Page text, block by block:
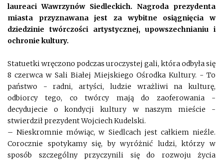
laureaci Wawrzynów Siedleckich. Nagroda prezydenta
miasta przyznawana jest za wybitne osiągnięcia w
dziedzinie twórczości artystycznej, upowszechnianiu i
ochronie kultury.
Statuetki wręczono podczas uroczystej gali, która odbyła się
8 czerwca w Sali Białej Miejskiego Ośrodka Kultury. - To
państwo - radni, artyści, ludzie wrażliwi na kulturę,
odbiorcy tego, co twórcy mają do zaoferowania -
decydujecie o kondycji kultury w naszym mieście -
stwierdził prezydent Wojciech Kudelski.
– Nieskromnie mówiąc, w Siedlcach jest całkiem nieźle.
Corocznie spotykamy się, by wyróżnić ludzi, którzy w
sposób szczególny przyczynili się do rozwoju życia